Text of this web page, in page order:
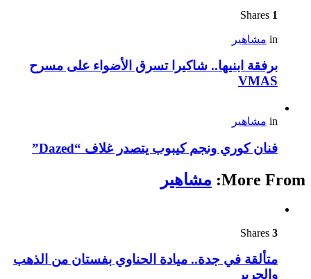
1
in مشاهير
برفقة ابنيها.. شاكيرا تسرق الأضواء على مسرح
VMAS
in مشاهير
فنان كوري ونجم كيبوب يتصدر غلاف “Dazed”
More From: مشاهير
3
متألقة في جدة.. ميادة الحناوي بفستان من الذهب
والحرير